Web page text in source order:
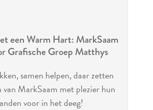
een Warm Hart: MarkSaam
Grafische Groep Matthys
samen helpen, daar zetten
van MarkSaam met plezier hun
voor in het deeg!